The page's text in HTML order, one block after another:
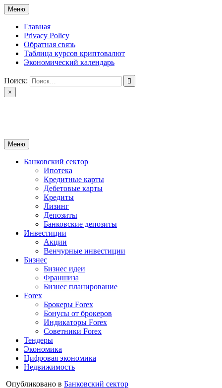
Перейти
к
содержимому
Меню
Главная
Privacy Policy
Обратная связь
Таблица курсов криптовалют
Экономический календарь
Поиск:
×
Меню
Банковский сектор
Ипотека
Кредитные карты
Дебетовые карты
Кредиты
Лизинг
Депозиты
Банковские депозиты
Инвестиции
Акции
Венчурные инвестиции
Бизнес
Бизнес идеи
Франшиза
Бизнес планирование
Forex
Брокеры Forex
Бонусы от брокеров
Индикаторы Forex
Советники Forex
Тендеры
Экономика
Цифровая экономика
Недвижимость
Опубликовано в Банковский сектор